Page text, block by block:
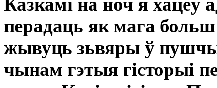
перадаць як мага
жывуць зьвяры ў
чынам гэтыя гісторыі